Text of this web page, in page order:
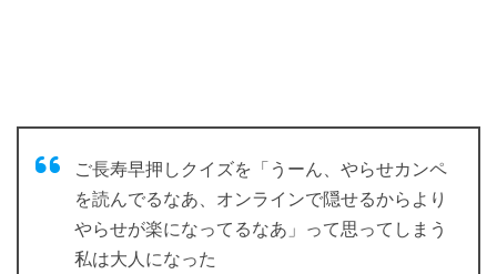
ご長寿早押しクイズを「うーん、やらせカンペ
を読んでるなあ、オンラインで隠せるからより
やらせが楽になってるなあ」って思ってしまう
私は大人になった